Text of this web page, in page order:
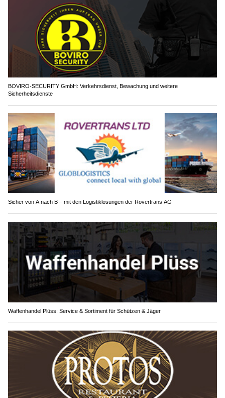
BOVIRO-SECURITY GmbH: Verkehrsdienst, Bewachung und weitere
Sicherheitsdienste
Sicher von A nach B – mit den Logistiklösungen der Rovertrans AG
Waffenhandel Plüss: Service & Sortiment für Schützen & Jäger